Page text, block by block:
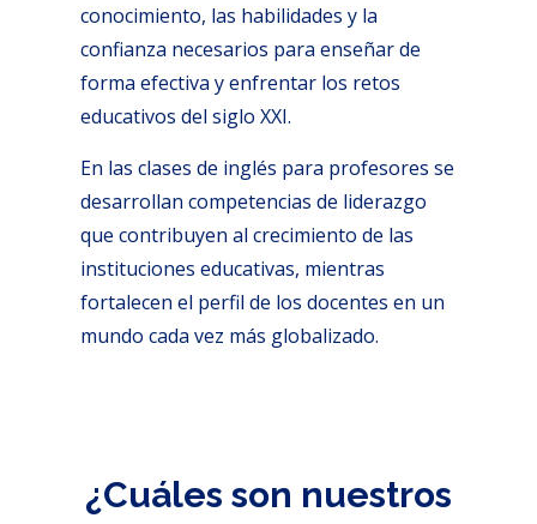
conocimiento, las habilidades y la
confianza necesarios para enseñar de
forma efectiva y enfrentar los retos
educativos del siglo XXI.
En las clases de inglés para profesores se
desarrollan competencias de liderazgo
que contribuyen al crecimiento de las
instituciones educativas, mientras
fortalecen el perfil de los docentes en un
mundo cada vez más globalizado.
¿Cuáles son nuestros